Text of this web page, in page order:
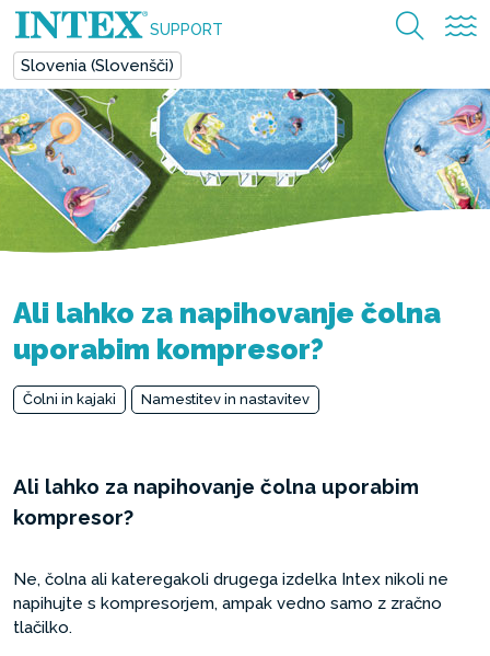
SUPPORT
Slovenia (Slovenšči)
Ali lahko za napihovanje čolna
uporabim kompresor?
Čolni in kajaki Namestitev in nastavitev
Ali lahko za napihovanje čolna uporabim
kompresor?
Ne, čolna ali kateregakoli drugega izdelka Intex nikoli ne
napihujte s kompresorjem, ampak vedno samo z zračno
tlačilko.